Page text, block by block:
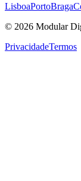
LisboaPortoBraga
© 2026 Modular
PrivacidadeTermos